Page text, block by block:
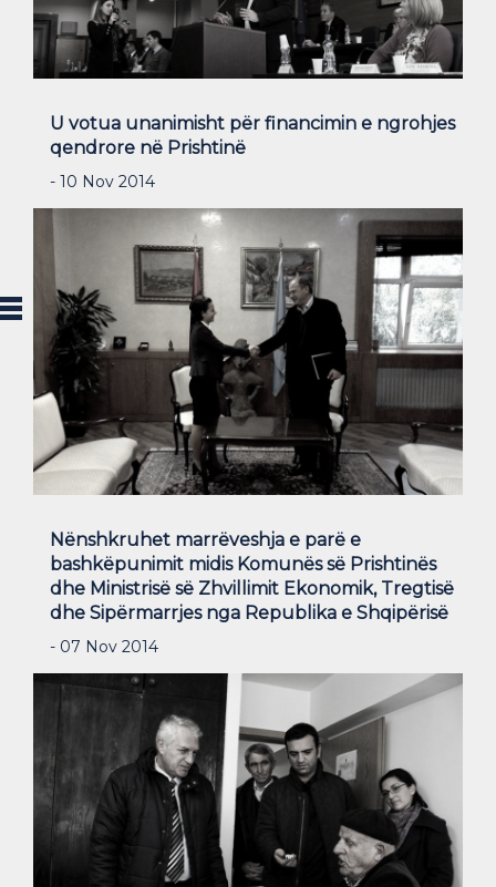
U votua unanimisht për financimin e ngrohjes
qendrore në Prishtinë
- 10 Nov 2014
Nënshkruhet marrëveshja e parë e
bashkëpunimit midis Komunës së Prishtinës
dhe Ministrisë së Zhvillimit Ekonomik, Tregtisë
dhe Sipërmarrjes nga Republika e Shqipërisë
- 07 Nov 2014